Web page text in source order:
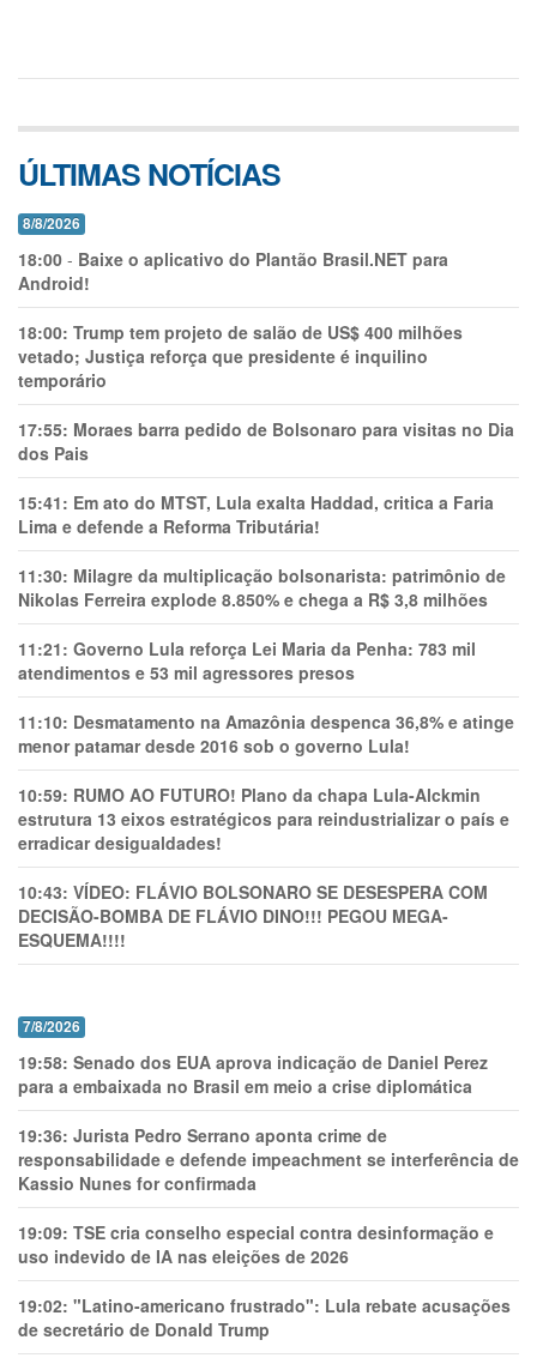
ÚLTIMAS NOTÍCIAS
8/8/2026
18:00 - Baixe o aplicativo do Plantão Brasil.NET para
Android!
18:00: Trump tem projeto de salão de US$ 400 milhões
vetado; Justiça reforça que presidente é inquilino
temporário
17:55: Moraes barra pedido de Bolsonaro para visitas no Dia
dos Pais
15:41: Em ato do MTST, Lula exalta Haddad, critica a Faria
Lima e defende a Reforma Tributária!
11:30: Milagre da multiplicação bolsonarista: patrimônio de
Nikolas Ferreira explode 8.850% e chega a R$ 3,8 milhões
11:21: Governo Lula reforça Lei Maria da Penha: 783 mil
atendimentos e 53 mil agressores presos
11:10: Desmatamento na Amazônia despenca 36,8% e atinge
menor patamar desde 2016 sob o governo Lula!
10:59: RUMO AO FUTURO! Plano da chapa Lula-Alckmin
estrutura 13 eixos estratégicos para reindustrializar o país e
erradicar desigualdades!
10:43: VÍDEO: FLÁVIO BOLSONARO SE DESESPERA COM
DECISÃO-BOMBA DE FLÁVIO DINO!!! PEGOU MEGA-
ESQUEMA!!!!
7/8/2026
19:58: Senado dos EUA aprova indicação de Daniel Perez
para a embaixada no Brasil em meio a crise diplomática
19:36: Jurista Pedro Serrano aponta crime de
responsabilidade e defende impeachment se interferência de
Kassio Nunes for confirmada
19:09: TSE cria conselho especial contra desinformação e
uso indevido de IA nas eleições de 2026
19:02: "Latino-americano frustrado": Lula rebate acusações
de secretário de Donald Trump